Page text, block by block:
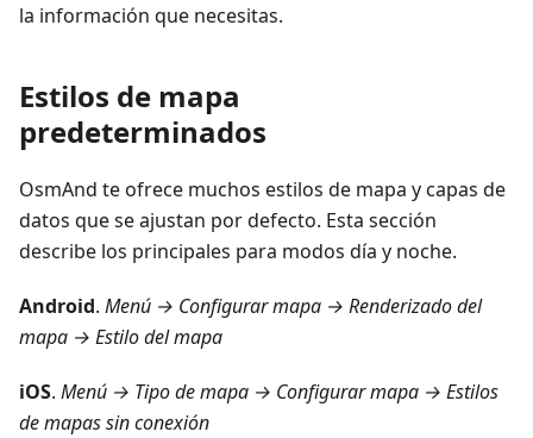
la información que necesitas.
Estilos de mapa
predeterminados
OsmAnd te ofrece muchos estilos de mapa y capas de
datos que se ajustan por defecto. Esta sección
describe los principales para modos día y noche.
Android. Menú → Configurar mapa → Renderizado del
mapa → Estilo del mapa
iOS. Menú → Tipo de mapa → Configurar mapa → Estilos
de mapas sin conexión